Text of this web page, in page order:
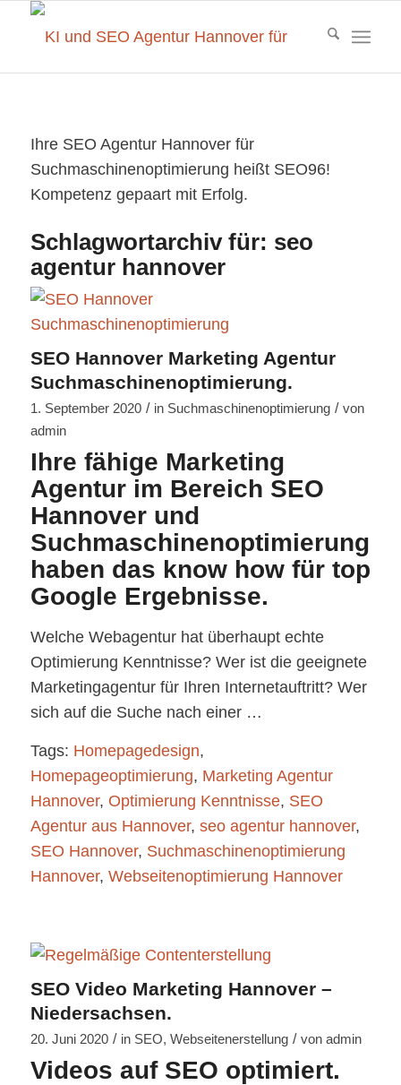
Ihre SEO Agentur Hannover für
Suchmaschinenoptimierung heißt SEO96!
Kompetenz gepaart mit Erfolg.
Schlagwortarchiv für: seo
agentur hannover
SEO Hannover Marketing Agentur
Suchmaschinenoptimierung.
1. September 2020 / in Suchmaschinenoptimierung / von
admin
Ihre fähige Marketing
Agentur im Bereich SEO
Hannover und
Suchmaschinenoptimierung
haben das know how für top
Google Ergebnisse.
Welche Webagentur hat überhaupt echte
Optimierung Kenntnisse? Wer ist die geeignete
Marketingagentur für Ihren Internetauftritt? Wer
sich auf die Suche nach einer …
Tags: Homepagedesign,
Homepageoptimierung, Marketing Agentur
Hannover, Optimierung Kenntnisse, SEO
Agentur aus Hannover, seo agentur hannover,
SEO Hannover, Suchmaschinenoptimierung
Hannover, Webseitenoptimierung Hannover
SEO Video Marketing Hannover –
Niedersachsen.
20. Juni 2020 / in SEO, Webseitenerstellung / von admin
Videos auf SEO optimiert.